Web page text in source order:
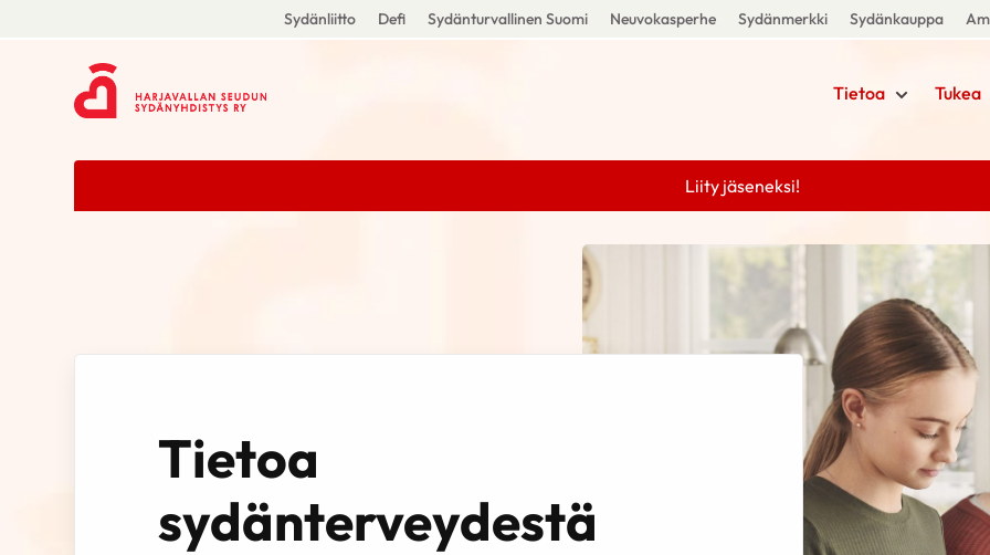
Sydänliitto Defi Sydänturvallinen Suomi Neuvokasperhe Sydänmerkki Sydänkauppa
Tietoa Tukea
Liity jäseneksi!
Tietoa
sydänterveydestä